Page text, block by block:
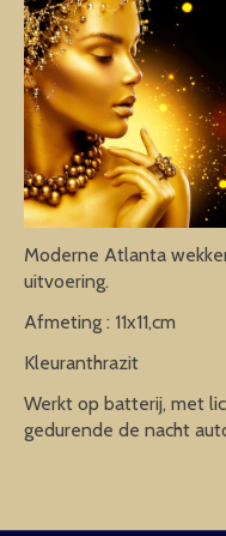
Moderne Atlanta
uitvoering.
Afmeting : 11x11,cm
Kleuranthrazit
Werkt op batterij, met
gedurende de nacht